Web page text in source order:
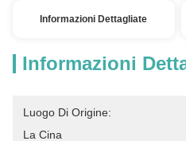
Informazioni Dettagliate
Informazioni
Luogo Di Origine:
La Cina